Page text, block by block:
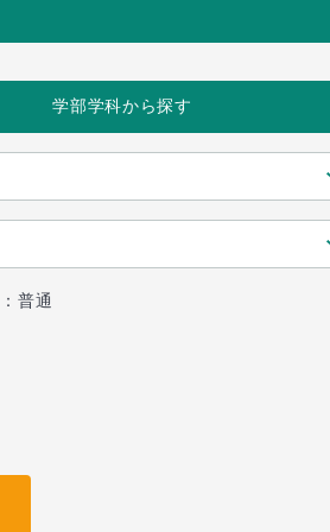
学部学科から探す
：普通